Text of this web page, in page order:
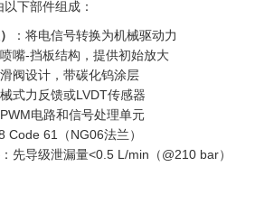
下部件组成：
‍：将电信号转换为机械驱动力
喷嘴-挡板结构，提供初始放大
滑阀设计，带碳化钨涂层
械式力反馈或LVDT传感器
PWM电路和信号处理单元
Code 61（NG06法兰）
：先导级泄漏量<0.5 L/min（@210 bar）